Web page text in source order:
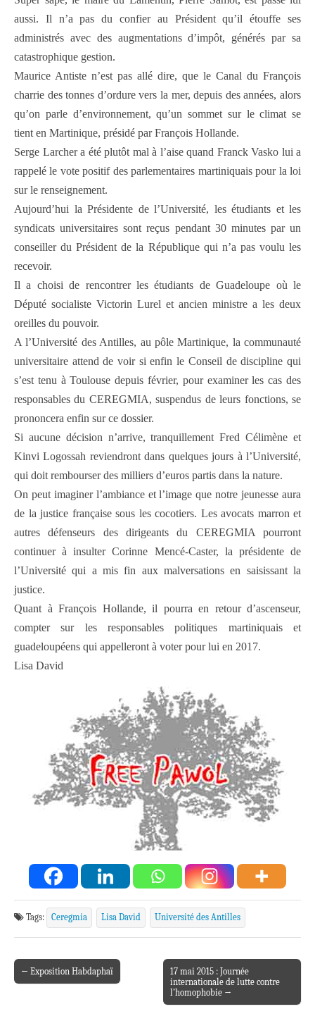
aussi. Il n’a pas du confier au Président qu’il étouffe ses
administrés avec des augmentations d’impôt, générés par sa
catastrophique gestion.
Maurice Antiste n’est pas allé dire, que le Canal du François
charrie des tonnes d’ordure vers la mer, depuis des années, alors
qu’on parle d’environnement, qu’un sommet sur le climat se
tient en Martinique, présidé par François Hollande.
Serge Larcher a été plutôt mal à l’aise quand Franck Vasko lui a
rappelé le vote positif des parlementaires martiniquais pour la loi
sur le renseignement.
Aujourd’hui la Présidente de l’Université, les étudiants et les
syndicats universitaires sont reçus pendant 30 minutes par un
conseiller du Président de la République qui n’a pas voulu les
recevoir.
Il a choisi de rencontrer les étudiants de Guadeloupe où le
Député socialiste Victorin Lurel et ancien ministre a les deux
oreilles du pouvoir.
A l’Université des Antilles, au pôle Martinique, la communauté
universitaire attend de voir si enfin le Conseil de discipline qui
s’est tenu à Toulouse depuis février, pour examiner les cas des
responsables du CEREGMIA, suspendus de leurs fonctions, se
prononcera enfin sur ce dossier.
Si aucune décision n’arrive, tranquillement Fred Célimène et
Kinvi Logossah reviendront dans quelques jours à l’Université,
qui doit rembourser des milliers d’euros partis dans la nature.
On peut imaginer l’ambiance et l’image que notre jeunesse aura
de la justice française sous les cocotiers. Les avocats marron et
autres défenseurs des dirigeants du CEREGMIA pourront
continuer à insulter Corinne Mencé-Caster, la présidente de
l’Université qui a mis fin aux malversations en saisissant la
justice.
Quant à François Hollande, il pourra en retour d’ascenseur,
compter sur les responsables politiques martiniquais et
guadeloupéens qui appelleront à voter pour lui en 2017.
Lisa David
Tags: Ceregmia Lisa David Université des Antilles
Post navigation
← Exposition Habdaphaï
17 mai 2015 : Journée
internationale de lutte contre
l’homophobie →